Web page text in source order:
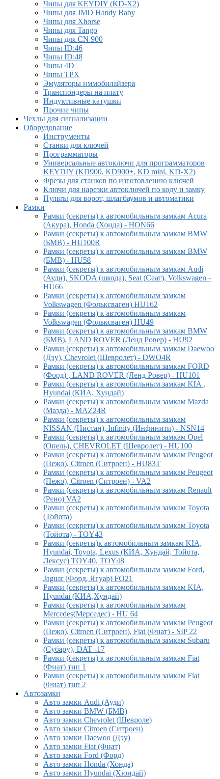
Чипы для KEYDIY (KD-X2)
Чипы для JMD Handy Baby
Чипы для Xhorse
Чипы для Tango
Чипы для CN 900
Чипы ID:46
Чипы ID:48
Чипы 4D
Чипы TPX
Эмуляторы иммобилайзера
Транспондеры на плату
Индуктивные катушки
Прочие чипы
Чехлы для сигнализации
Оборудование
Инструменты
Cтанки для ключей
Программаторы
Универсальные автоключи для программаторов
KEYDIY (KD900, KD900+, KD mini, KD-X2)
Фрезы для станков по изготовлению ключей
Ключи для нарезки автоключей по коду и замку
Пульты для ворот, шлагбаумов и автоматики
Рамки
Рамки (секреты) к автомобильным замкам Acura
(Акура), Honda (Хонда) - HON66
Рамки (секреты) к автомобильным замкам BMW
(БМВ) - HU100R
Рамки (секреты) к автомобильным замкам BMW
(БМВ) - HU58
Рамки (секреты) к автомобильным замкам Audi
(Ауди), SKODA (шкода), Seat (Сеат), Volkswagen -
HU66
Рамки (секреты) к автомобильным замкам
Volkswagen (Фольксваген) HU162
Рамки (секреты) к автомобильным замкам
Volkswagen (Фольксваген) HU49
Рамки (секреты) к автомобильным замкам BMW
(БМВ), LAND ROVER (Ленд Ровер) - HU92
Рамки (секреты) к автомобильным замкам Daewoo
(Дэу), Chevrolet (Шевролет) - DWO4R
Рамки (секреты) к автомобильным замкам FORD
(Форд) , LAND ROVER (Ленд Ровер) - HU101
Рамки (секреты) к автомобильным замкам KIA ,
Hyundai (КИА, Хундай)
Рамки (секреты) к автомобильным замкам Mazda
(Мазда) - MAZ24R
Рамки (секреты) к автомобильным замкам
NISSAN (Ниссан), Infinity (Инфинити) - NSN14
Рамки (секреты) к автомобильным замкам Opel
(Опель), CHEVROLET (Шевролет) - HU100
Рамки (секреты) к автомобильным замкам Peugeot
(Пежо), Citroen (Ситроен) - HU83T
Рамки (секреты) к автомобильным замкам Peugeot
(Пежо), Citroen (Ситроен) - VA2
Рамки (секреты) к автомобильным замкам Renault
(Рено) VA2
Рамки (секреты) к автомобильным замкам Toyota
(Тойота)
Рамки (секреты) к автомобильным замкам Toyota
(Тойота) - TOY43
Рамки (секреты)к автомобильным замкам KIA,
Hyundai, Toyota, Lexus (КИА, Хундай, Тойота,
Лексус) TOY40, TOY48
Рамки (секреты) к автомобильным замкам Ford,
Jaguar (Форд, Ягуар) FO21
Рамки (секреты) к автомобильным замкам KIA,
Hyundai (КИА,Хундай)
Рамки (секреты) к автомобильным замкам
Mercedes(Мерседес) - HU 64
Рамки (секреты) к автомобильным замкам Peugeot
(Пежо), Citroen (Ситроен), Fiat (Фиат) - SIP 22
Рамки (секреты) к автомобильным замкам Subaru
(Субару), DAT -17
Рамки (секреты) к автомобильным замкам Fiat
(Фиат) тип 1
Рамки (секреты) к автомобильным замкам Fiat
(Фиат) тип 2
Автозамки
Авто замки Audi (Ауди)
Авто замки BMW (БМВ)
Авто замки Chevrolet (Шевроле)
Авто замки Citroen (Ситроен)
Авто замки Daewoo (Дэу)
Авто замки Fiat (Фиат)
Авто замки Ford (Форд)
Авто замки Honda (Хонда)
Авто замки Hyundai (Хюндай)